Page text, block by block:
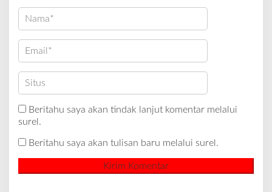
Beritahu saya akan tindak lanjut komentar melalui
surel.
Beritahu saya akan tulisan baru melalui surel.